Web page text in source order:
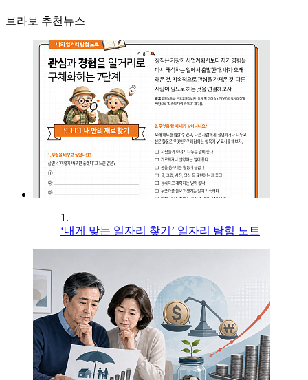
브라보 추천뉴스
1.
‘내게 맞는 일자리 찾기’ 일자리 탐험 노트